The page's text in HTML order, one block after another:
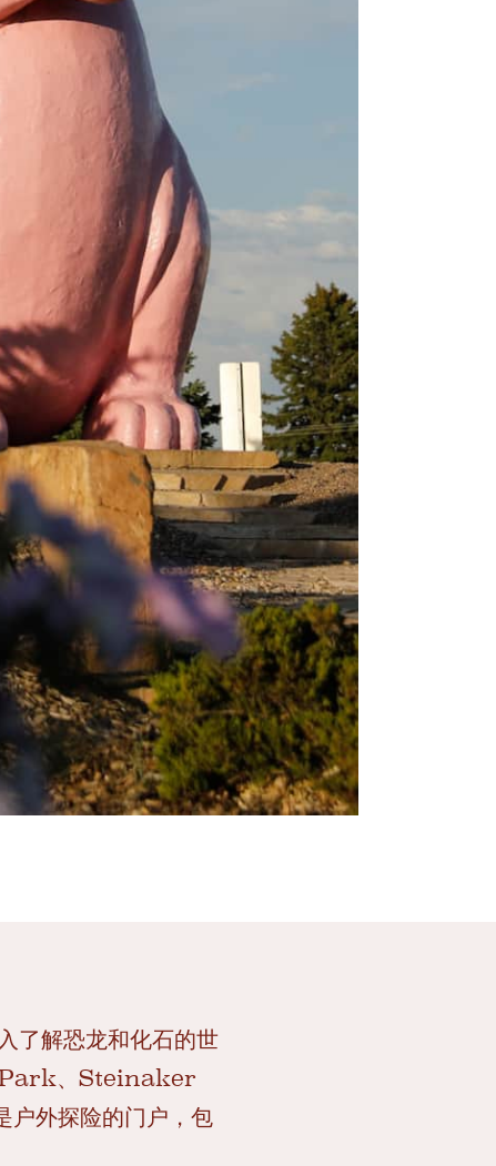
了解恐龙和化石的世
、Steinaker
外探险的门户，包